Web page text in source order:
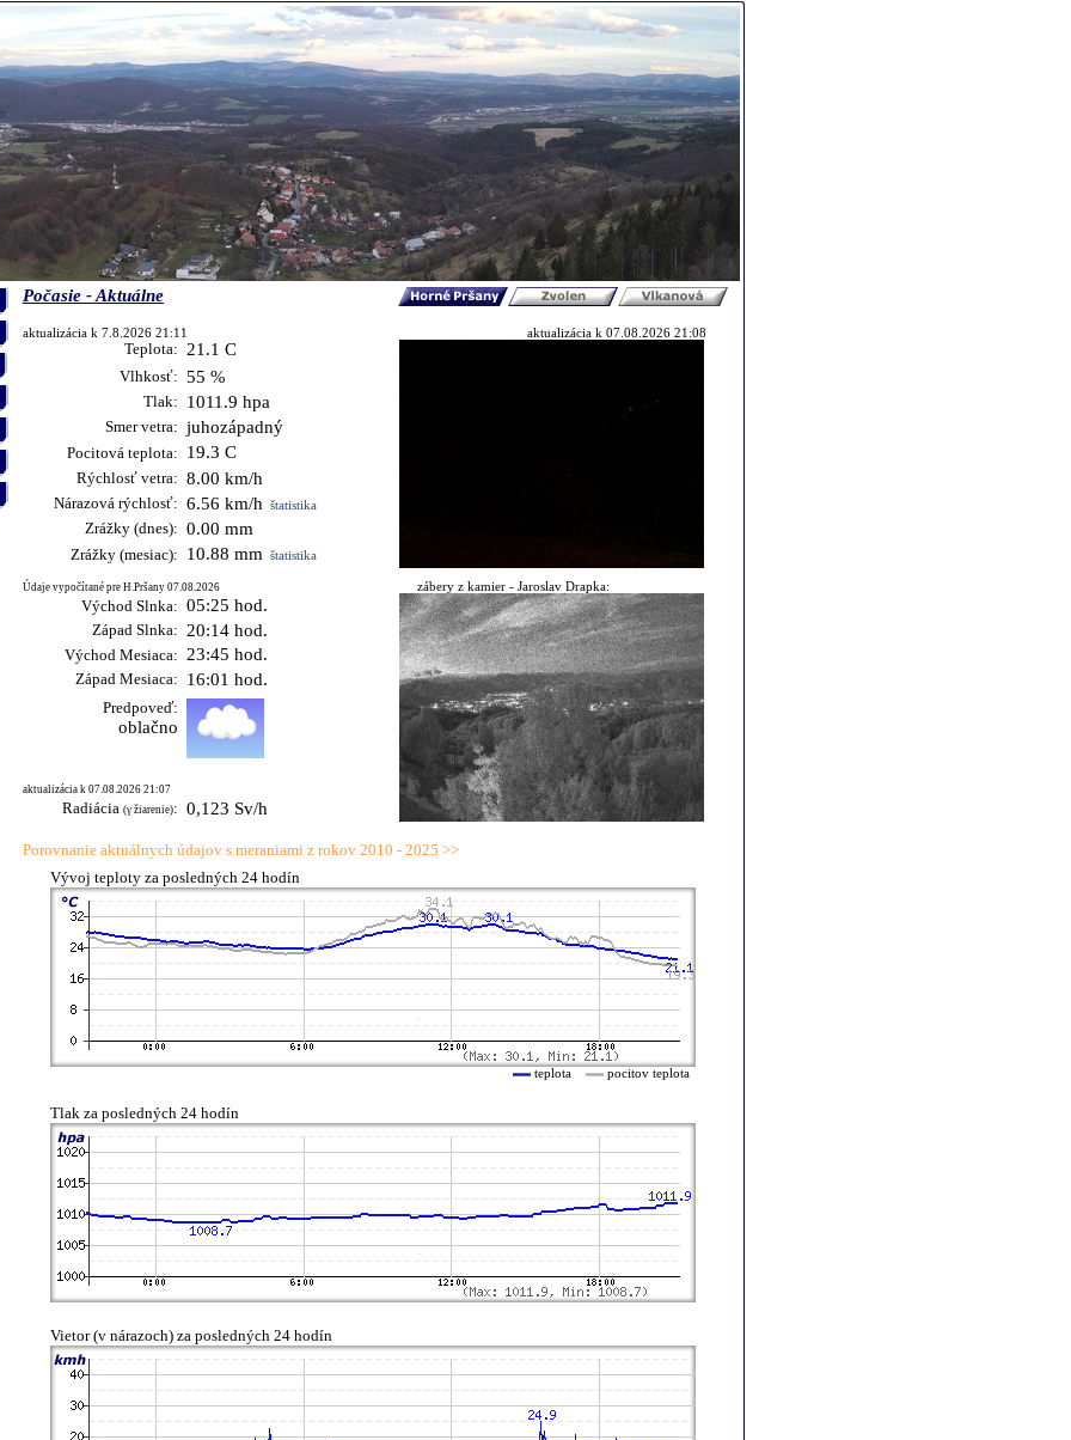
Počasie - Aktuálne
aktualizácia k 7.8.2026 21:11 aktualizácia k 07.08.2026 21:08
Teplota: 21.1 C
Vlhkosť: 55 %
Tlak: 1011.9 hpa
Smer vetra: juhozápadný
Pocitová teplota: 19.3 C
Rýchlosť vetra: 8.00 km/h
Nárazová rýchlosť: 6.56 km/h štatistika
Zrážky (dnes): 0.00 mm
Zrážky (mesiac): 10.88 mm štatistika
Údaje vypočítané pre H.Pršany 07.08.2026 zábery z kamier - Jaroslav Drapka:
Východ Slnka: 05:25 hod.
Západ Slnka: 20:14 hod.
Východ Mesiaca: 23:45 hod.
Západ Mesiaca: 16:01 hod.
Predpoveď:
oblačno
aktualizácia k 07.08.2026 21:07
Radiácia (γ žiarenie): 0,123 Sv/h
Porovnanie aktuálnych údajov s meraniami z rokov 2010 - 2025 >>
Vývoj teploty za posledných 24 hodín
teplota pocitov teplota
Tlak za posledných 24 hodín
Vietor (v nárazoch) za posledných 24 hodín